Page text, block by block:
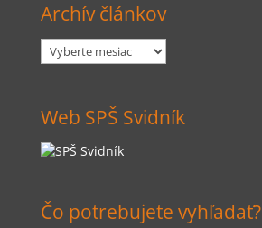
Archív článkov
Archív
článkov
Web SPŠ Svidník
Čo potrebujete vyhľadať?